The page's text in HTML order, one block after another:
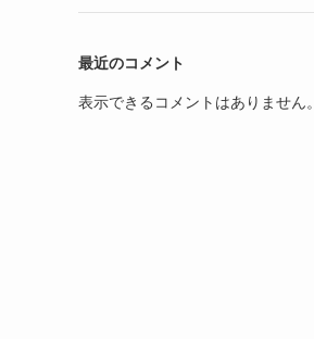
最近のコメント
表示できるコメントはありません。